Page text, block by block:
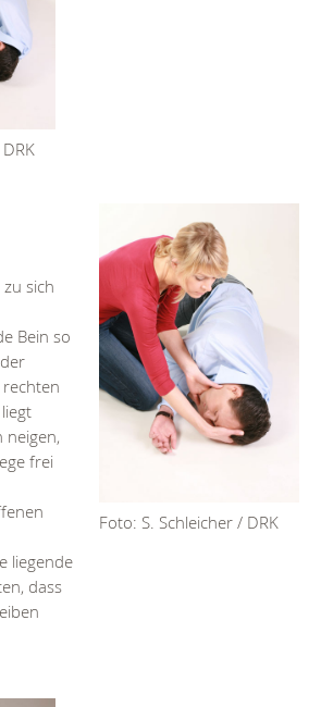
Foto: S. Schleicher / DRK
sich
Bein so
neigen,
frei
liegende
dass